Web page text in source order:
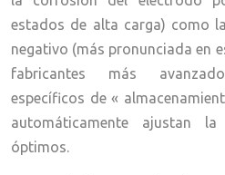
estados de alta carga) como
negativo (más pronunciada en
fabricantes más
específicos de «
automáticamente ajustan
óptimos.